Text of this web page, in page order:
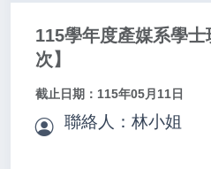
115學年度產媒系學
次】
截止日期：115年05月11日
聯絡人：林小姐